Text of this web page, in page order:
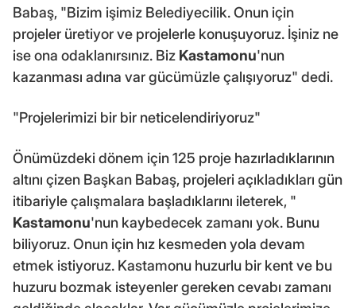
Babaş, "Bizim işimiz Belediyecilik. Onun için
projeler üretiyor ve projelerle konuşuyoruz. İşiniz ne
ise ona odaklanırsınız. Biz Kastamonu'nun
kazanması adına var gücümüzle çalışıyoruz" dedi.
"Projelerimizi bir bir neticelendiriyoruz"
Önümüzdeki dönem için 125 proje hazırladıklarının
altını çizen Başkan Babaş, projeleri açıkladıkları gün
itibariyle çalışmalara başladıklarını ileterek, "
Kastamonu'nun kaybedecek zamanı yok. Bunu
biliyoruz. Onun için hız kesmeden yola devam
etmek istiyoruz. Kastamonu huzurlu bir kent ve bu
huzuru bozmak isteyenler gereken cevabı zamanı